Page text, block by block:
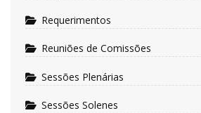
Requerimentos
Reuniões de Comissões
Sessões Plenárias
Sessões Solenes